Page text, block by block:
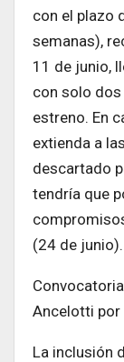
con el plazo
semanas),
11 de junio,
con solo
estreno. En
extienda a
descartado
tendría que
(24 de junio).
Ancelotti por
La inclusión